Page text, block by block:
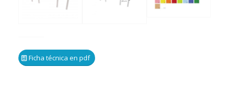
Ficha técnica en pdf